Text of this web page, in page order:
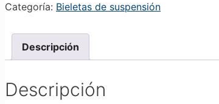
O
SSANGYONG
ACTYON
2.3
2006-
Categoría: Bieletas de suspensión
Descripción
Descripción